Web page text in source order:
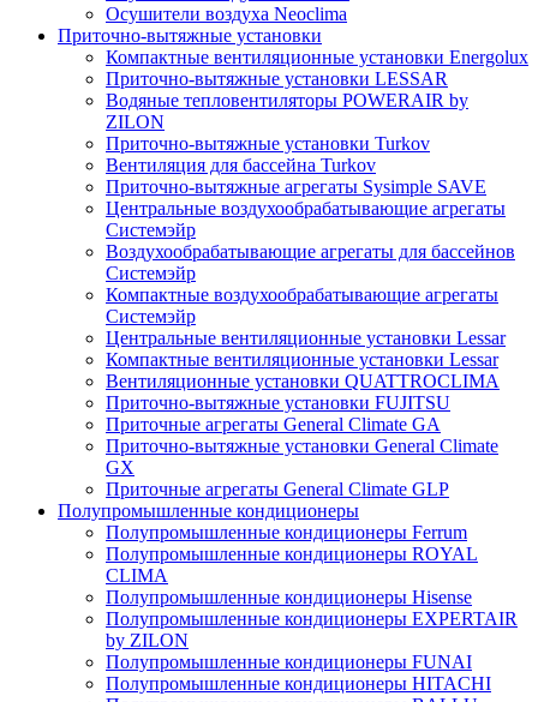
Осушители воздуха Neoclima
Приточно-вытяжные установки
Компактные вентиляционные установки Energolux
Приточно-вытяжные установки LESSAR
Водяные тепловентиляторы POWERAIR by
ZILON
Приточно-вытяжные установки Turkov
Вентиляция для бассейна Turkov
Приточно-вытяжные агрегаты Sysimple SAVE
Центральные воздухообрабатывающие агрегаты
Системэйр
Воздухообрабатывающие агрегаты для бассейнов
Системэйр
Компактные воздухообрабатывающие агрегаты
Системэйр
Центральные вентиляционные установки Lessar
Компактные вентиляционные установки Lessar
Вентиляционные установки QUATTROCLIMA
Приточно-вытяжные установки FUJITSU
Приточные агрегаты General Climate GA
Приточно-вытяжные установки General Climate
GX
Приточные агрегаты General Climate GLP
Полупромышленные кондиционеры
Полупромышленные кондиционеры Ferrum
Полупромышленные кондиционеры ROYAL
CLIMA
Полупромышленные кондиционеры Hisense
Полупромышленные кондиционеры EXPERTAIR
by ZILON
Полупромышленные кондиционеры FUNAI
Полупромышленные кондиционеры HITACHI